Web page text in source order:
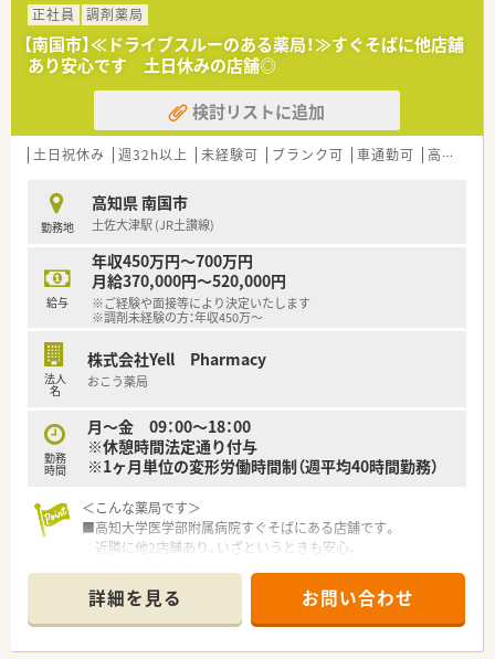
正社員
調剤薬局
【南国市】≪ドライブスルーのある薬局！≫すぐそばに他店舗
あり安心です 土日休みの店舗◎
検討リストに追加
土日祝休み 週32h以上 未経験可 ブランク可 車通勤可 高給与(600万円以上)
勤務地
高知県 南国市
土佐大津駅 (JR土讃線)
給与
年収450万円～700万円
月給370,000円～520,000円
※ご経験や面接等により決定いたします
※調剤未経験の方：年収450万～
法人
名
株式会社Yell Pharmacy
おこう薬局
勤務
時間
月～金 09：00～18：00
※休憩時間法定通り付与
※1ヶ月単位の変形労働時間制（週平均40時間勤務）
＜こんな薬局です＞
■高知大学医学部附属病院すぐそばにある店舗です。
近隣に他2店舗あり、いざというときも安心。
広々とした駐車場、ピンクの看板が目印です。
■お隣の敷地にはコンビニもありお昼休みやお帰りの際に立ち
寄ることもでき便利。
■薬剤師3名在籍、管理薬剤師は女性です。
詳細を見る お問い合わせ